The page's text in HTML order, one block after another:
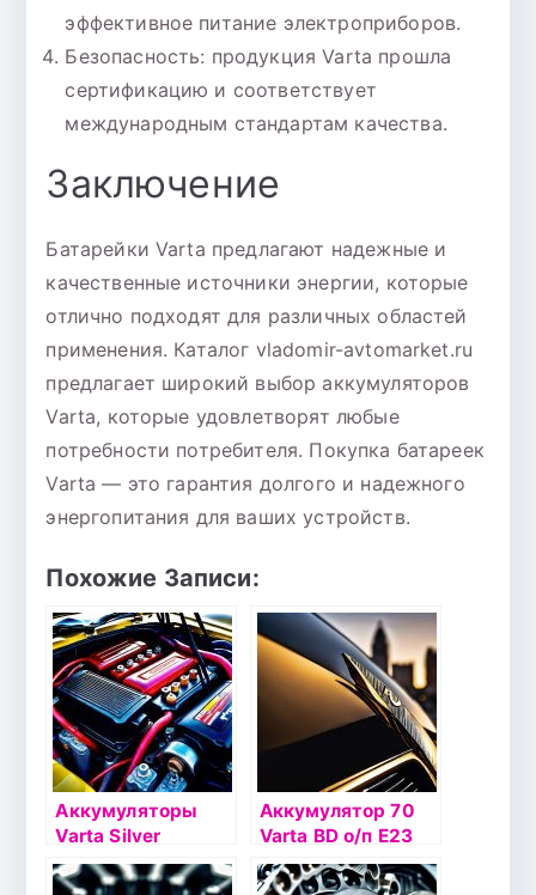
эффективное питание электроприборов.
Безопасность: продукция Varta прошла
сертификацию и соответствует
международным стандартам качества.
Заключение
Батарейки Varta предлагают надежные и
качественные источники энергии, которые
отлично подходят для различных областей
применения. Каталог vladomir-avtomarket.ru
предлагает широкий выбор аккумуляторов
Varta, которые удовлетворят любые
потребности потребителя. Покупка батареек
Varta — это гарантия долгого и надежного
энергопитания для ваших устройств.
Похожие Записи:
Аккумуляторы
Varta Silver
Dynamic
Аккумулятор 70
Varta BD о/п Е23
(570 412)